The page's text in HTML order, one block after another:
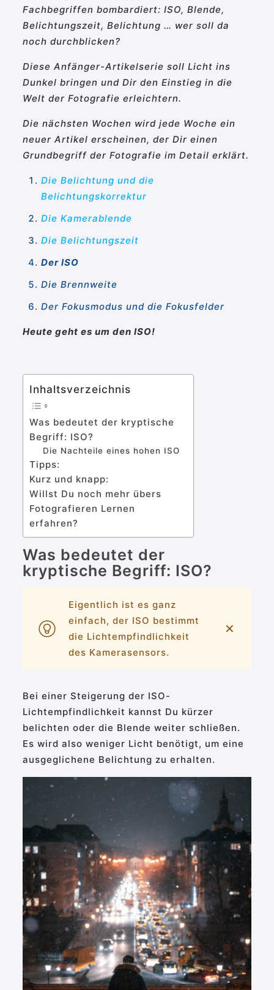
Fachbegriffen bombardiert: ISO, Blende,
Belichtungszeit, Belichtung … wer soll da
noch durchblicken?
Diese Anfänger-Artikelserie soll Licht ins
Dunkel bringen und Dir den Einstieg in die
Welt der Fotografie erleichtern.
Die nächsten Wochen wird jede Woche ein
neuer Artikel erscheinen, der Dir einen
Grundbegriff der Fotografie im Detail erklärt.
Die Belichtung und die
Belichtungskorrektur
Die Kamerablende
Die Belichtungszeit
Der ISO
Die Brennweite
Der Fokusmodus und die Fokusfelder
Heute geht es um den ISO!
Inhaltsverzeichnis
Was bedeutet der kryptische
Begriff: ISO?
Die Nachteile eines hohen ISO
Tipps:
Kurz und knapp:
Willst Du noch mehr übers
Fotografieren Lernen
erfahren?
Was bedeutet der
kryptische Begriff: ISO?
Eigentlich ist es ganz
einfach, der ISO bestimmt
die Lichtempfindlichkeit
des Kamerasensors.
✕
Bei einer Steigerung der ISO-
Lichtempfindlichkeit kannst Du kürzer
belichten oder die Blende weiter schließen.
Es wird also weniger Licht benötigt, um eine
ausgeglichene Belichtung zu erhalten.